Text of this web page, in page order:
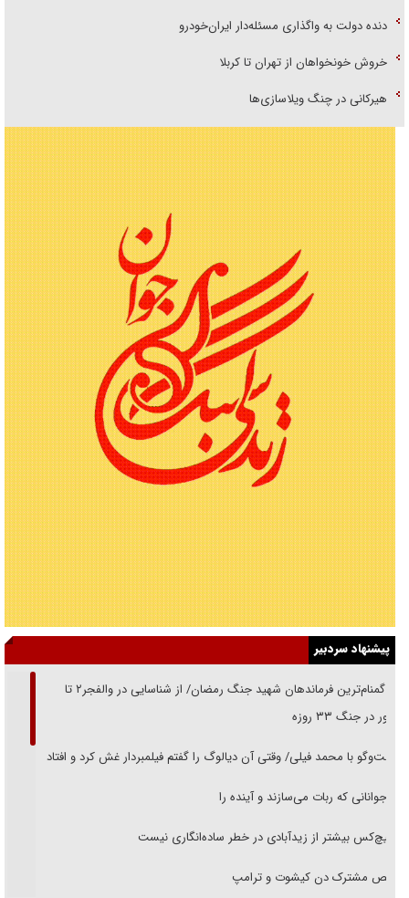
دنده دولت به واگذاری مسئله‌دار ایران‌خودرو
خروش خونخواهان از تهران تا کربلا
هیرکانی در چنگ ویلاسازی‌ها
پیشنهاد سردبیر
از گمنام‌ترین فرماندهان شهید جنگ رمضان/ از شناسایی در والفجر۲ تا
حضور در جنگ ۳۳ روزه
گفت‌وگو با محمد فیلی/ وقتی آن دیالوگ را گفتم فیلمبردار غش کرد و افتاد
نوجوانانی که ربات می‌سازند و آینده را
هیچ‌کس بیشتر از زیدآبادی در خطر ساده‌انگاری نیست
رقص مشترک دن کیشوت و ترامپ